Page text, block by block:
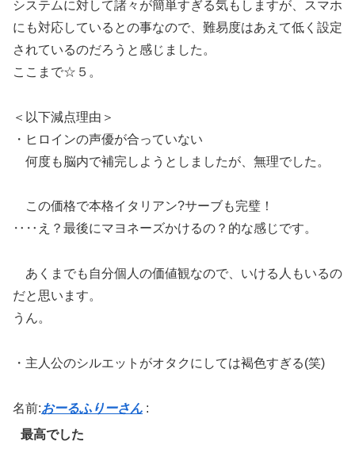
システムに対して諸々が簡単すぎる気もしますが、スマホ
にも対応しているとの事なので、難易度はあえて低く設定
されているのだろうと感じました。
ここまで☆５。
＜以下減点理由＞
・ヒロインの声優が合っていない
何度も脳内で補完しようとしましたが、無理でした。
この価格で本格イタリアン?サーブも完璧！
‥‥え？最後にマヨネーズかけるの？的な感じです。
あくまでも自分個人の価値観なので、いける人もいるの
だと思います。
うん。
・主人公のシルエットがオタクにしては褐色すぎる(笑)
名前:おーるふりーさん :
最高でした